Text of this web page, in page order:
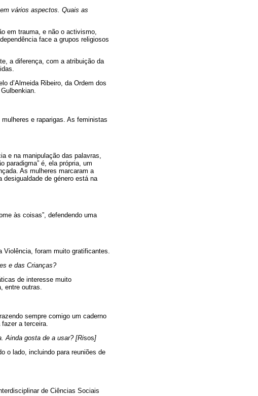
vários aspectos. Quais as
em trauma, e não o activismo,
face a grupos religiosos
a diferença, com a atribuição da
d’Almeida Ribeiro, da Ordem dos
e raparigas. As feministas
e na manipulação das palavras,
paradigma” é, ela própria, um
As mulheres marcaram a
desigualdade de género está na
às coisas”, defendendo uma
foram muito gratificantes.
e das Crianças?
de interesse muito
entre outras.
sempre comigo um caderno
a terceira.
Ainda gosta de a usar? [Risos]
o lado, incluindo para reuniões de
de Ciências Sociais